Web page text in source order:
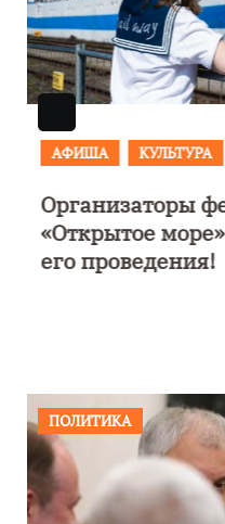
АФИША
В
фестиваль
каникулы на
ПОЛИТИКА